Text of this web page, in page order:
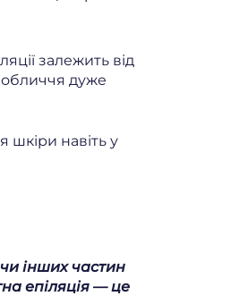
залежить від
обличчя дуже
шкіри навіть у
інших частин
епіляція — це